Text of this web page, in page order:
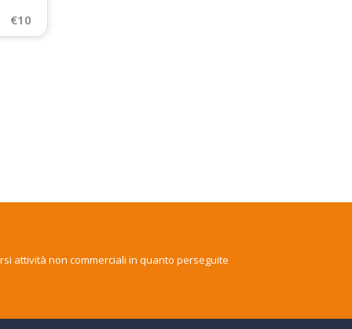
€10
attività non commerciali in quanto perseguite